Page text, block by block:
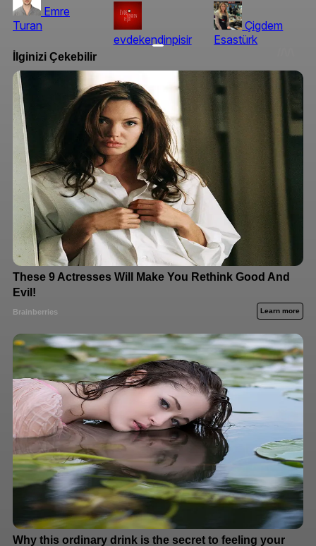
Emre
Turan
evdekendinpisir
Çigdem
Esastürk